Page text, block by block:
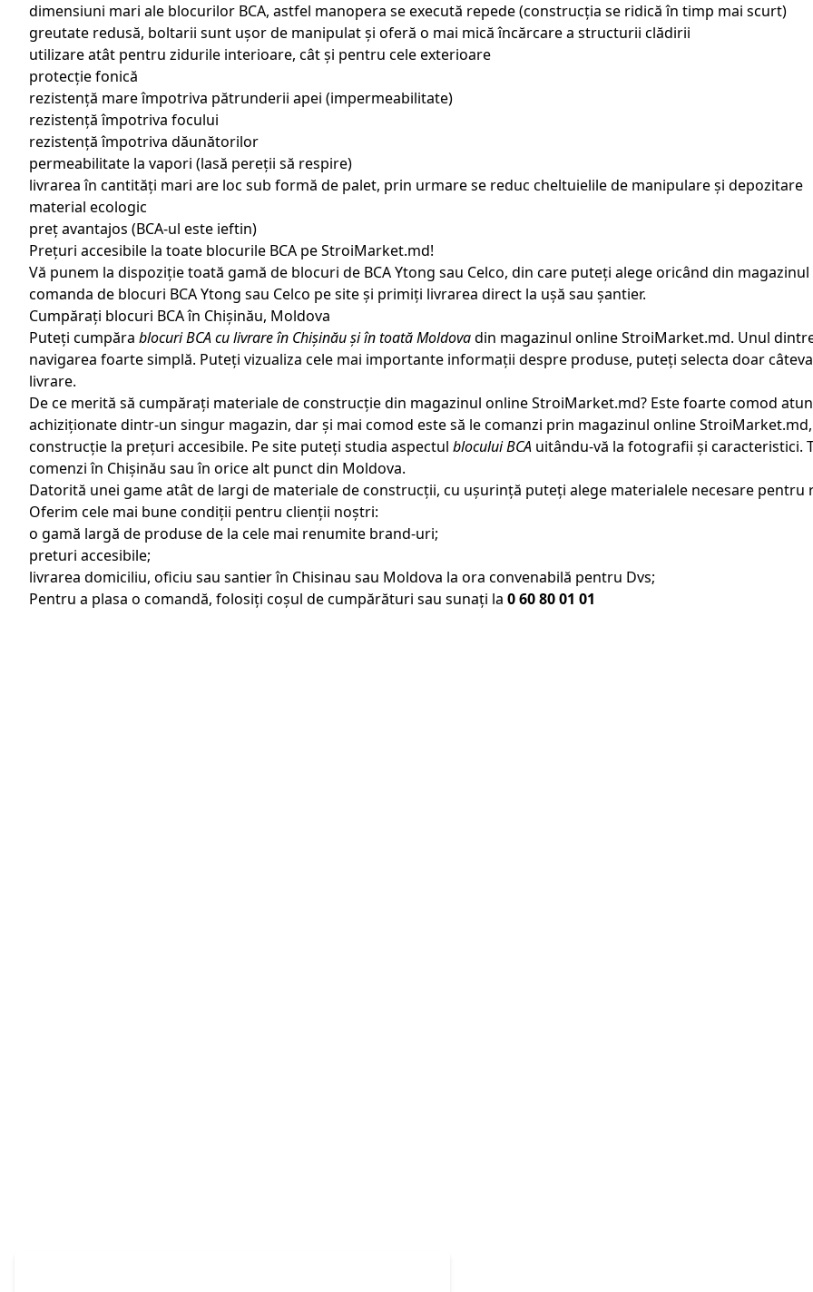
dimensiuni mari ale blocurilor BCA, astfel manopera se execută repede (construcția se ridică în timp mai scurt)
greutate redusă, boltarii sunt ușor de manipulat și oferă o mai mică încărcare a structurii clădirii
utilizare atât pentru zidurile interioare, cât și pentru cele exterioare
protecție fonică
rezistență mare împotriva pătrunderii apei (impermeabilitate)
rezistență împotriva focului
rezistență împotriva dăunătorilor
permeabilitate la vapori (lasă pereții să respire)
livrarea în cantități mari are loc sub formă de palet, prin urmare se reduc cheltuielile de manipulare și depozitare
material ecologic
preț avantajos (BCA-ul este ieftin)
Prețuri accesibile la toate blocurile BCA pe StroiMarket.md!
Vă punem la dispoziție toată gamă de blocuri de BCA Ytong sau Celco, din care puteți alege oricând din
comanda de blocuri BCA Ytong sau Celco pe site și primiți livrarea direct la ușă sau șantier.
Cumpărați blocuri BCA în Chișinău, Moldova
Puteți cumpăra blocuri BCA cu livrare în Chișinău și în toată Moldovadin magazinul online StroiMarket.md. Unul
navigarea foarte simplă. Puteți vizualiza cele mai importante informații despre produse, puteți selecta doar
livrare.
De ce merită să cumpărați materiale de construcțiedin magazinul online StroiMarket.md? Este foarte comod
achiziționate dintr-un singur magazin, dar și mai comod este să le comanzi prin magazinul online
construcție la prețuri accesibile. Pe site puteți studia aspectul blocului BCA uitându-vă la fotografii și
comenzi în Chișinău sau în orice alt punct din Moldova.
Datorită unei game atât de largi de materiale de construcții, cu ușurință puteți alege materialele necesare pentru
Oferim cele mai bune condiții pentru clienții noștri:
o gamă largă de produse de la cele mai renumite brand-uri;
preturi accesibile;
livrarea domiciliu, oficiu sau santier în Chisinau sau Moldova la ora convenabilă pentru Dvs;
Pentru a plasa o comandă, folosiți coșul de cumpărături sau sunați la 0 60 80 01 01